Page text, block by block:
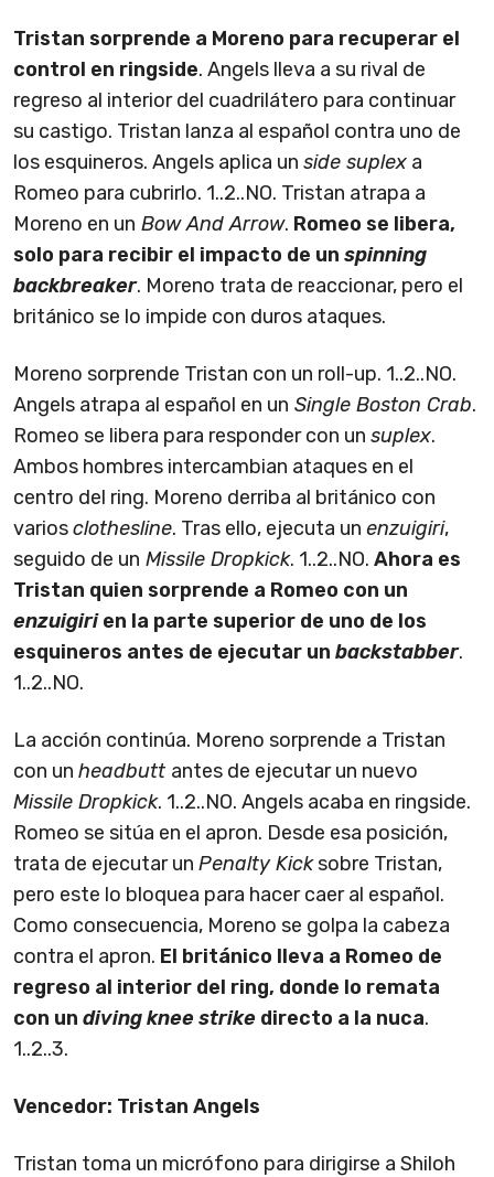
Tristan sorprende a Moreno para recuperar el
control en ringside. Angels lleva a su rival de
regreso al interior del cuadrilátero para continuar
su castigo. Tristan lanza al español contra uno de
los esquineros. Angels aplica un side suplex a
Romeo para cubrirlo. 1..2..NO. Tristan atrapa a
Moreno en un Bow And Arrow. Romeo se libera,
solo para recibir el impacto de un spinning
backbreaker. Moreno trata de reaccionar, pero el
británico se lo impide con duros ataques.
Moreno sorprende Tristan con un roll-up. 1..2..NO.
Angels atrapa al español en un Single Boston Crab.
Romeo se libera para responder con un suplex.
Ambos hombres intercambian ataques en el
centro del ring. Moreno derriba al británico con
variosclothesline. Tras ello, ejecuta un enzuigiri,
seguido de un Missile Dropkick. 1..2..NO. Ahora es
Tristan quien sorprende a Romeo con un
enzuigirien la parte superior de uno de los
esquineros antes de ejecutar un backstabber.
1..2..NO.
La acción continúa. Moreno sorprende a Tristan
con un headbutt antes de ejecutar un nuevo
Missile Dropkick. 1..2..NO. Angels acaba en ringside.
Romeo se sitúa en el apron. Desde esa posición,
trata de ejecutar un Penalty Kicksobre Tristan,
pero este lo bloquea para hacer caer al español.
Como consecuencia, Moreno se golpa la cabeza
contra el apron. El británico lleva a Romeo de
regreso al interior del ring, donde lo remata
con un diving knee strike directo a la nuca.
1..2..3.
Vencedor: Tristan Angels
Tristan toma un micrófono para dirigirse a Shiloh